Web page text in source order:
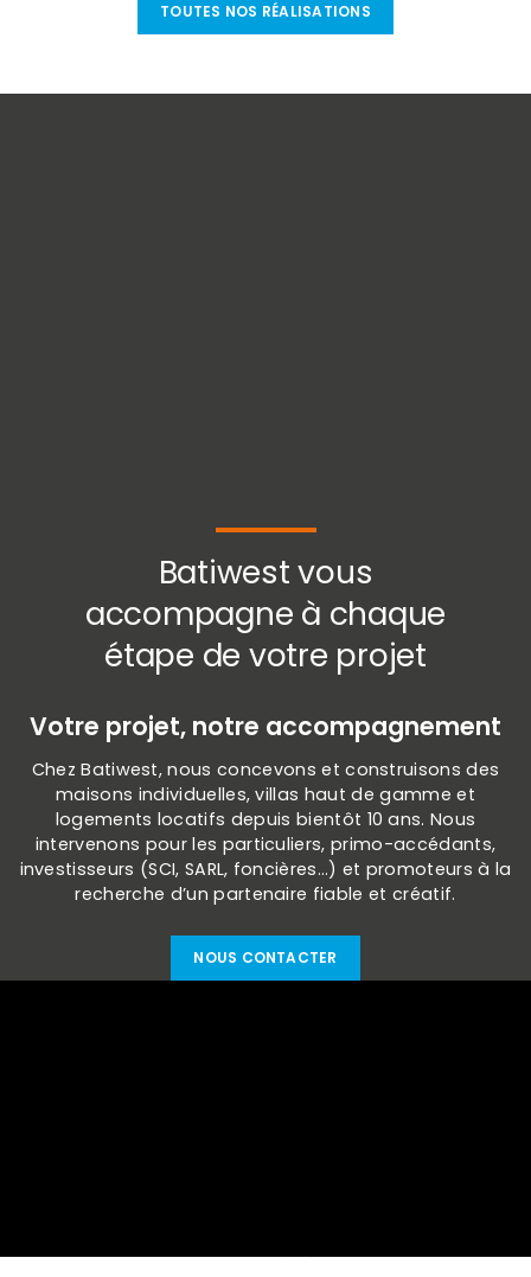
TOUTES NOS RÉALISATIONS
Batiwest vous
accompagne à chaque
étape de votre projet
Votre projet, notre accompagnement
Chez Batiwest, nous concevons et construisons des
maisons individuelles, villas haut de gamme et
logements locatifs depuis bientôt 10 ans. Nous
intervenons pour les particuliers, primo-accédants,
investisseurs (SCI, SARL, foncières…) et promoteurs à la
recherche d’un partenaire fiable et créatif.
NOUS CONTACTER
152 Avenue du général Patton